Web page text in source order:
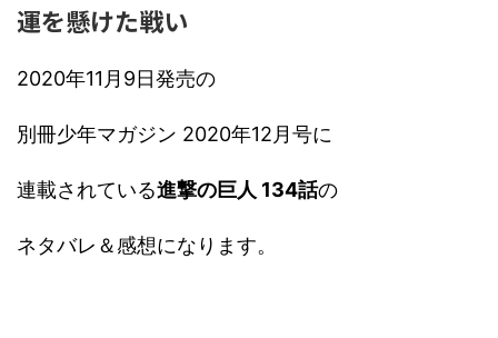
運を懸けた戦い
2020年11月9日発売の
別冊少年マガジン 2020年12月号に
連載されている進撃の巨人 134話の
ネタバレ＆感想になります。